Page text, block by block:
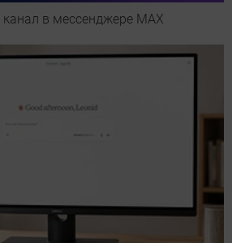
в мессенджере МАХ